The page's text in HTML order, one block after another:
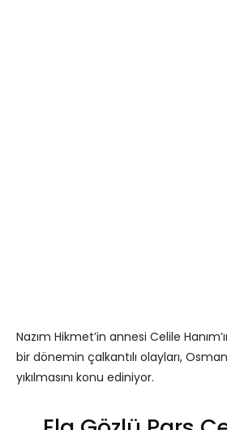
Nazım Hikmet’in annesi Celile
bir dönemin çalkantılı olayları,
yıkılmasını konu ediniyor.